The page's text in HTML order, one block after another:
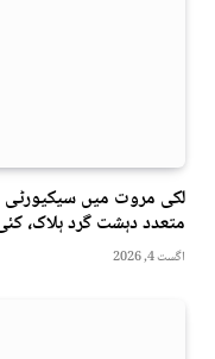
لکی مروت میں سیکیورٹی
متعدد دہشت گرد ہلاک،
اگست 4, 2026